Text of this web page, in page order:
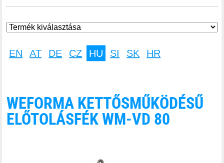
EN AT DE CZ HU SI SK HR
WEFORMA KETTŐSMŰKÖDÉSŰ
ELŐTOLÁSFÉK WM-VD 80